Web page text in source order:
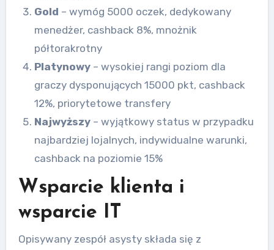
Gold – wymóg 5000 oczek, dedykowany
menedżer, cashback 8%, mnożnik
półtorakrotny
Platynowy– wysokiej rangi poziom dla
graczy dysponujących 15000 pkt, cashback
12%, priorytetowe transfery
Najwyższy– wyjątkowy status w przypadku
najbardziej lojalnych, indywidualne warunki,
cashback na poziomie 15%
Wsparcie klienta i
wsparcie IT
Opisywany zespół asysty składa się z